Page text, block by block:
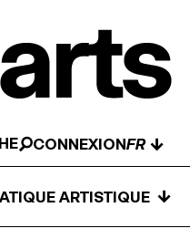
CONNEXION ↓
ARTISTIQUE ↓